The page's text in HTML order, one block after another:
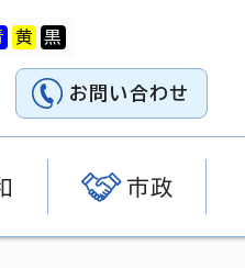
お問い合わせ
市政